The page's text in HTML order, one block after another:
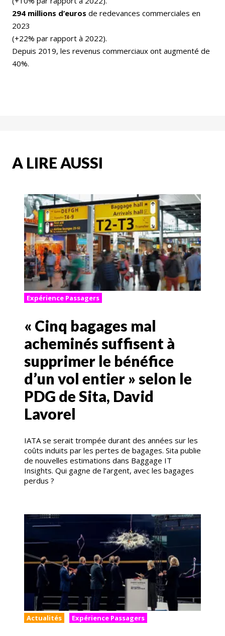
294 millions d’euros de redevances commerciales en
2023
(+22% par rapport à 2022).
Depuis 2019, les revenus commerciaux ont augmenté de
40%.
A LIRE AUSSI
Expérience Passagers
« Cinq bagages mal
acheminés suffisent à
supprimer le bénéfice
d’un vol entier » selon le
PDG de Sita, David
Lavorel
IATA se serait trompée durant des années sur les
coûts induits par les pertes de bagages. Sita publie
de nouvelles estimations dans Baggage IT
Insights. Qui gagne de l’argent, avec les bagages
perdus ?
Actualités Expérience Passagers